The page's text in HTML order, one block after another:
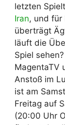
letzten
Iran, und für
überträgt
läuft die
Spiel
MagentaTV
Anstoß im
ist am
Freitag auf
(20:00 Uhr